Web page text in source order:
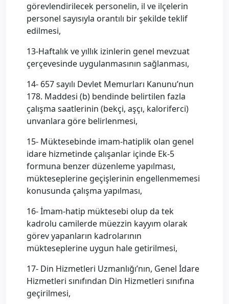
görevlendirilecek personelin, il ve ilçelerin
personel sayısıyla orantılı bir şekilde teklif
edilmesi,
13-Haftalık ve yıllık izinlerin genel mevzuat
çerçevesinde uygulanmasının sağlanması,
14- 657 sayılı Devlet Memurları Kanunu’nun
178. Maddesi (b) bendinde belirtilen fazla
çalışma saatlerinin (bekçi, aşçı, kaloriferci)
unvanlara göre belirlenmesi,
15- Müktesebinde imam-hatiplik olan genel
idare hizmetinde çalışanlar içinde Ek-5
formuna benzer düzenleme yapılması,
mükteseplerine geçişlerinin engellenmemesi
konusunda çalışma yapılması,
16- İmam-hatip müktesebi olup da tek
kadrolu camilerde müezzin kayyım olarak
görev yapanların kadrolarının
mükteseplerine uygun hale getirilmesi,
17- Din Hizmetleri Uzmanlığı’nın, Genel İdare
Hizmetleri sınıfından Din Hizmetleri sınıfına
geçirilmesi,